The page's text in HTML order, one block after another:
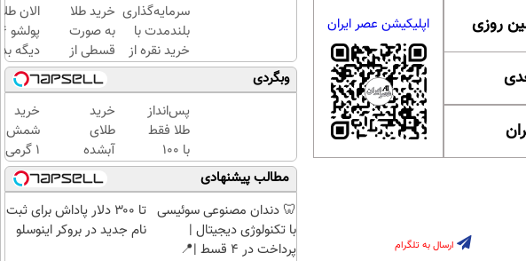
اپلیکیشن عصر ایران
ارسال به تلگرام
سرمایه‌گذاری
بلندمدت با
خرید نقره از
دیجی‌کالا
خرید طلا
به صورت
قسطی از
دیجی‌کالا
(
پرداخت
12 ماهه
)
الان
دیگه
طلا با
بی‌بهره
وبگردی
پس‌انداز
طلا فقط
با ۱۰۰
هزارتومان
(امن و
راحت)
خرید
طلای
آبشده
حتی با
۱۰۰هزارتومان
خرید
شمش
1 گرمی
از
طلاسی
مطالب پیشنهادی
🦷 دندان مصنوعی سوئیسی
با تکنولوژی دیجیتال |
پرداخت در 4 قسط |📍
تا ۳۰۰ دلار پاداش برای ثبت
نام جدید در بروکر اینوسلو